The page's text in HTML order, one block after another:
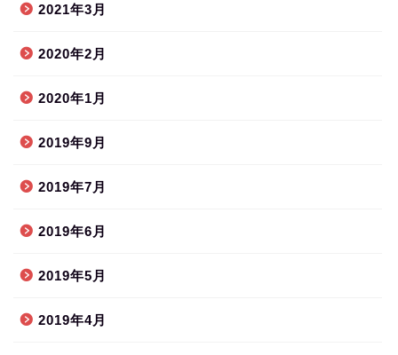
2021年3月
2020年2月
2020年1月
2019年9月
2019年7月
2019年6月
2019年5月
2019年4月